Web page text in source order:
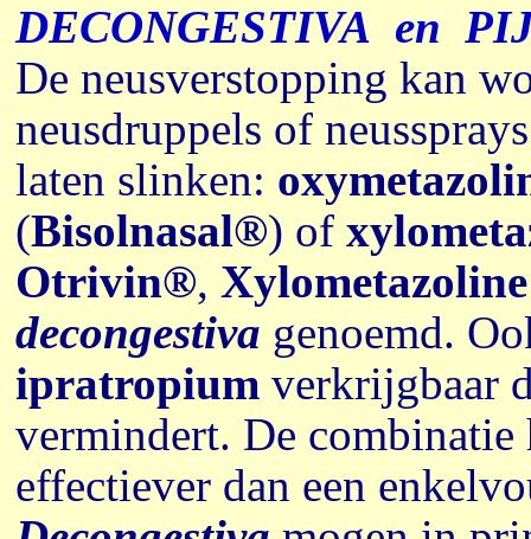
DECONGESTIVA en
De neusverstopping kan
neusdruppels of
laten slinken:
(Bisolnasal®) of
Otrivin®,
decongestiva genoemd.
ipratropium verkrijgbaar
vermindert. De combinatie
effectiever dan een